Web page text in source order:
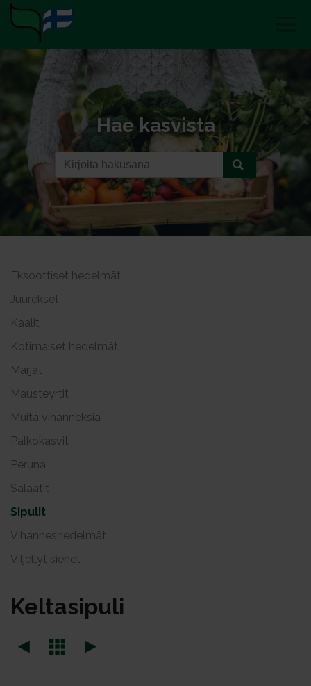
Hae kasvista
Eksoottiset hedelmät
Juurekset
Kaalit
Kotimaiset hedelmät
Marjat
Mausteyrtit
Muita vihanneksia
Palkokasvit
Peruna
Salaatit
Sipulit
Vihanneshedelmät
Viljellyt sienet
Kel­ta­si­pu­li